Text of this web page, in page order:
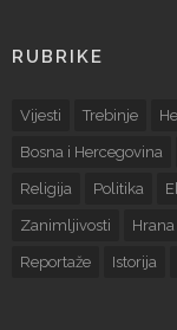
RUBRIKE
Vijesti Trebinje
Bosna i Hercegovina
Religija Politika
Zanimljivosti
Reportaže Istorija